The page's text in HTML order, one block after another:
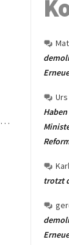
Urs
trotzt